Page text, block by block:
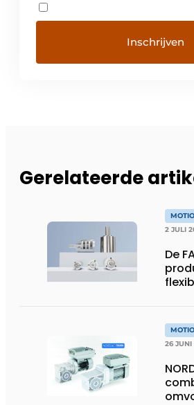
Gerelateerde
2 JULI
De
26 JUNI